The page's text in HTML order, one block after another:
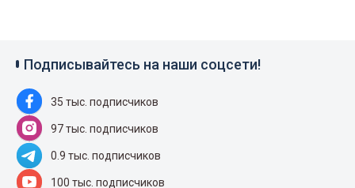
Подписывайтесь на наши соцсети!
35 тыс. подписчиков
97 тыс. подписчиков
0.9 тыс. подписчиков
100 тыс. подписчиков